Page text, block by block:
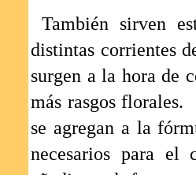
También sirven
distintas corrientes
surgen a la hora de
más rasgos florales.
se agregan a la
necesarios para el